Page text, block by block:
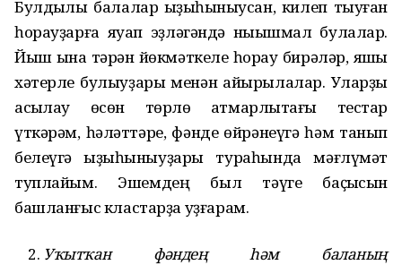
Булдыҡлы балалар ҡыҙыҡһыныусан, килеп тыуған
һорауҙарға яуап эҙләгәндә ныҡышмал булалар.
Йыш ҡына тәрән йөкмәткеле һорау бирәләр, яҡшы
хәтерле булыуҙары менән айырылалар. Уларҙы
асыҡлау өсөн төрлө ҡатмарлыҡтағы тестар
үткәрәм, һәләттәре, фәнде өйрәнеүгә һәм танып
белеүгә ҡыҙыҡһыныуҙары тураһында мәғлүмәт
туплайым. Эшемдең был тәүге баҫҡысын
башланғыс кластарҙа уҙғарам.
Уҡытҡан фәндең һәм баланың